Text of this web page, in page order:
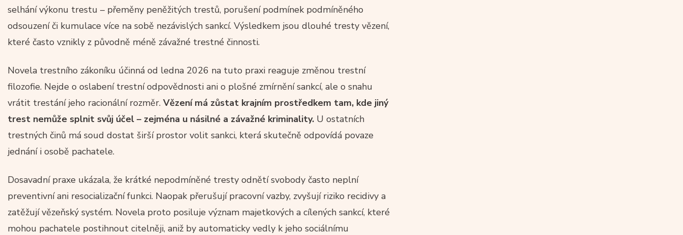
selhání výkonu trestu – přeměny peněžitých trestů, porušení podmínek podmíněného
odsouzení či kumulace více na sobě nezávislých sankcí. Výsledkem jsou dlouhé tresty vězení,
které často vznikly z původně méně závažné trestné činnosti.
Novela trestního zákoníku účinná od ledna 2026 na tuto praxi reaguje změnou trestní
filozofie. Nejde o oslabení trestní odpovědnosti ani o plošné zmírnění sankcí, ale o snahu
vrátit trestání jeho racionální rozměr. Vězení má zůstat krajním prostředkem tam, kde jiný
trest nemůže splnit svůj účel – zejména u násilné a závažné kriminality. U ostatních
trestných činů má soud dostat širší prostor volit sankci, která skutečně odpovídá povaze
jednání i osobě pachatele.
Dosavadní praxe ukázala, že krátké nepodmíněné tresty odnětí svobody často neplní
preventivní ani resocializační funkci. Naopak přerušují pracovní vazby, zvyšují riziko recidivy a
zatěžují vězeňský systém. Novela proto posiluje význam majetkových a cílených sankcí, které
mohou pachatele postihnout citelněji, aniž by automaticky vedly k jeho sociálnímu